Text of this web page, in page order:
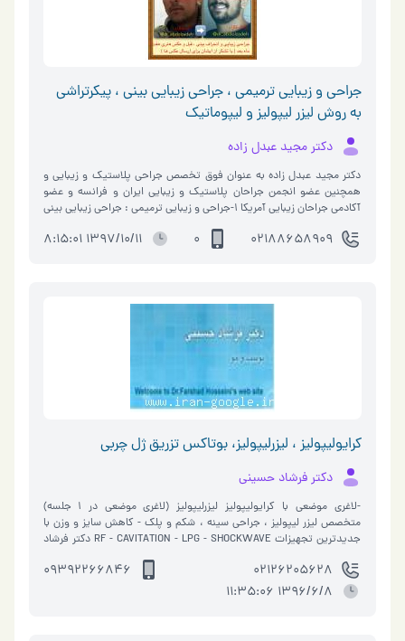
جراحی و زیبایی ترمیمی ، جراحی زیبایی بینی ، پیکرتراشی
به روش لیزر لیپولیز و لیپوماتیک
دکتر مجید عبدل زاده
دکتر مجید عبدل زاده به عنوان فوق تخصص جراحی پلاستیک و زیبایی و
همچنین عضو انجمن جراحان پلاستیک و زیبایی ایران و فرانسه و عضو
آکادمی جراحان زیبایی آمریکا 1-جراحی و زیبایی ترمیمی : جراحی زیبایی بینی
02188658909
0
1397/10/11 8:15:01
کرایولیپولیز ، لیزرلیپولیز، بوتاکس تزریق ژل چربی
دکتر فرشاد حسینی
-لاغری موضعی با کرایولیپولیز لیزرلیپولیز (لاغری موضعی در 1 جلسه)
متخصص لیزر لیپولیز ، جراحی سینه ، شکم و پلک - کاهش سایز و وزن با
جدیدترین تجهیزات RF - CAVITATION - LPG - SHOCKWAVE دکتر فرشاد
02126205628
09392266846
1396/6/8 11:35:06